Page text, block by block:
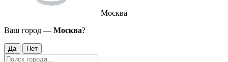
Москва
Ваш город — Москва?
Да Нет